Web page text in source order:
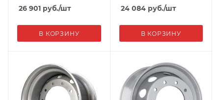
26 901 руб./шт
В КОРЗИНУ
24 084руб./шт
В КОРЗИНУ